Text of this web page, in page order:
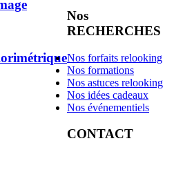
Nos
RECHERCHES
Nos forfaits relooking
Nos formations
Nos astuces relooking
Nos idées cadeaux
Nos événementiels
CONTACT